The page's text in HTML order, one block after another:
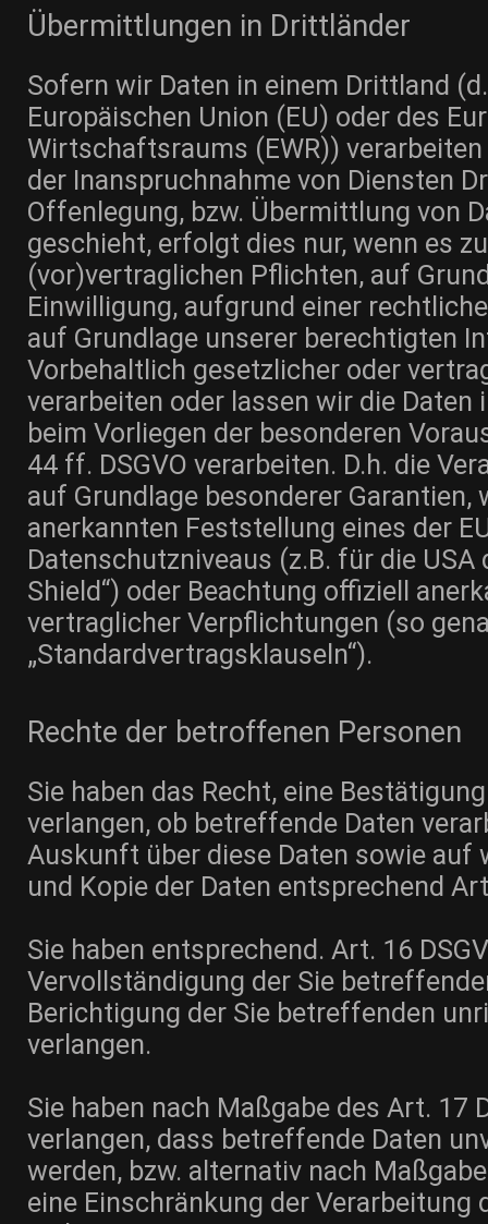
Übermittlungen in Drittländer
Sofern wir Daten in einem Drittland
Europäischen Union (EU) oder des
Wirtschaftsraums (EWR))
der Inanspruchnahme von Diensten
Offenlegung, bzw. Übermittlung von
geschieht, erfolgt dies nur, wenn es
(vor)vertraglichen Pflichten, auf
Einwilligung, aufgrund einer
auf Grundlage unserer berechtigten
Vorbehaltlich gesetzlicher oder
verarbeiten oder lassen wir die Daten
beim Vorliegen der besonderen
44 ff. DSGVO verarbeiten. D.h. die
auf Grundlage besonderer Garantien,
anerkannten Feststellung eines der
Datenschutzniveaus (z.B. für die USA
Shield“) oder Beachtung offiziell
vertraglicher Verpflichtungen (so
„Standardvertragsklauseln“).
Rechte der betroffenen Personen
Sie haben das Recht, eine
verlangen, ob betreffende Daten
Auskunft über diese Daten sowie auf
und Kopie der Daten entsprechend
Sie haben entsprechend. Art. 16
Vervollständigung der Sie
Berichtigung der Sie betreffenden
verlangen.
Sie haben nach Maßgabe des Art. 17
verlangen, dass betreffende Daten
werden, bzw. alternativ nach
eine Einschränkung der Verarbeitung